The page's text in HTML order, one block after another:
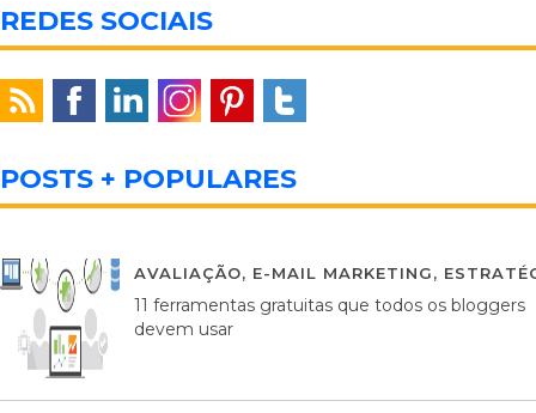
REDES SOCIAIS
POSTS + POPULARES
AVALIAÇÃO, E-MAIL MARKETING,
11 ferramentas gratuitas que todos os bloggers
devem usar